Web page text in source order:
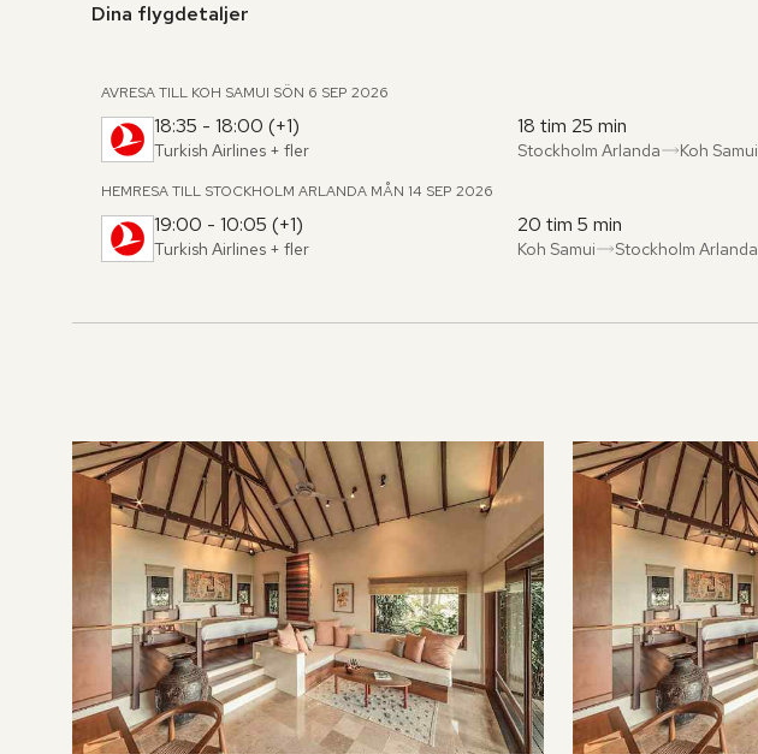
Dina flygdetaljer
AVRESA TILL KOH SAMUI SÖN 6 SEP 2026
18:35 - 18:00 (+1)
Turkish Airlines + fler
18 tim 25 min
Från:
Stockholm Arlanda
,till: Koh Samui
HEMRESA TILL STOCKHOLM ARLANDA MÅN 14 SEP 2026
19:00 - 10:05 (+1)
Turkish Airlines + fler
20 tim 5 min
Från:
Koh Samui
,till : Stockholm Arlanda